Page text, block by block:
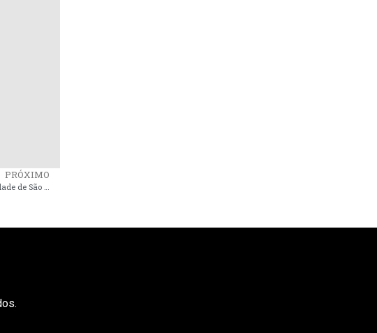
PRÓXIMO